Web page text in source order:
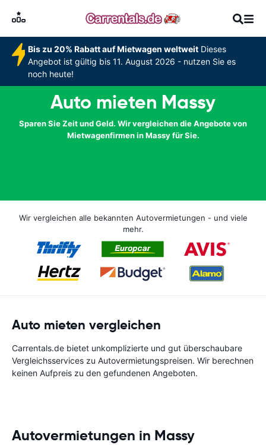
Bis zu 20% Rabatt auf Mietwagen weltweitDieses
Angebot ist gültig bis 11. August 2026 - nutzen Sie es
noch heute!
Auto mieten Massy
Sparen Sie Zeit und Geld. Wir vergleichen die Angebote von
Mietwagenfirmen in Massy für Sie.
Wir vergleichen alle bekannten Autovermietungen - und viele
mehr.
Auto mieten vergleichen
Carrentals.de bietet unkomplizierte und gut überschaubare
Vergleichsservices zu Autovermietungspreisen. Wir berechnen
keinen Aufpreis zu den gefundenen Angeboten.
Autovermietungen in Massy